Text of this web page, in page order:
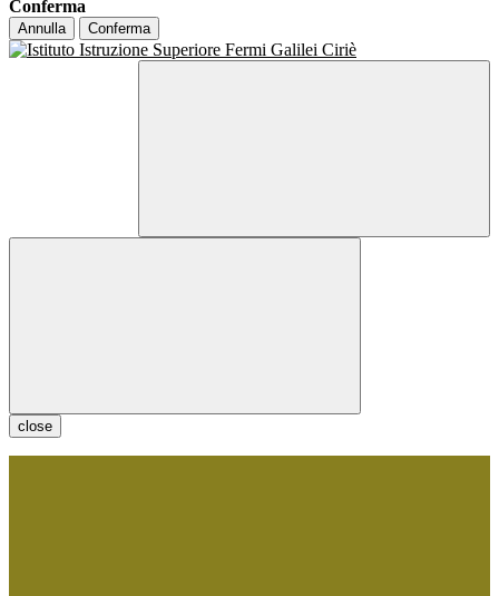
Conferma
Annulla Conferma
close